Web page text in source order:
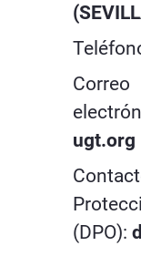
Correo
ugt.org
(DPO):